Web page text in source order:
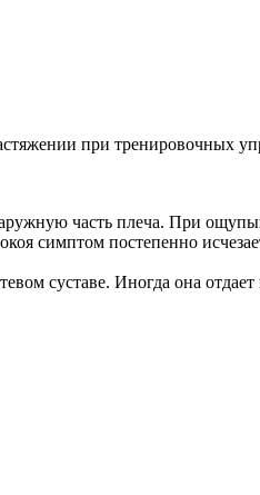
при тренировочных
часть плеча. При
симптом постепенно
суставе. Иногда она